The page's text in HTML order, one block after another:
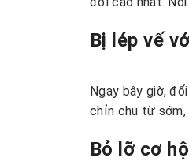
Bị lép vế
Ngay bây giờ,
chỉn chu từ
Bỏ lỡ cơ